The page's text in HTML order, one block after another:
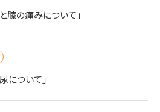
膝の痛みについて」
について」